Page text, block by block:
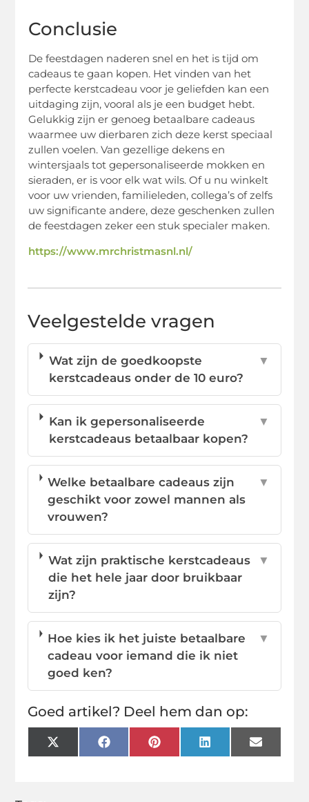
Conclusie
De feestdagen naderen snel en het is tijd om
cadeaus te gaan kopen. Het vinden van het
perfecte kerstcadeau voor je geliefden kan een
uitdaging zijn, vooral als je een budget hebt.
Gelukkig zijn er genoeg betaalbare cadeaus
waarmee uw dierbaren zich deze kerst speciaal
zullen voelen. Van gezellige dekens en
wintersjaals tot gepersonaliseerde mokken en
sieraden, er is voor elk wat wils. Of u nu winkelt
voor uw vrienden, familieleden, collega’s of zelfs
uw significante andere, deze geschenken zullen
de feestdagen zeker een stuk specialer maken.
https://www.mrchristmasnl.nl/
Veelgestelde vragen
Wat zijn de goedkoopste
kerstcadeaus onder de 10 euro?
▼
Kan ik gepersonaliseerde
kerstcadeaus betaalbaar kopen?
▼
Welke betaalbare cadeaus zijn
geschikt voor zowel mannen als
vrouwen?
▼
Wat zijn praktische kerstcadeaus
die het hele jaar door bruikbaar
zijn?
▼
Hoe kies ik het juiste betaalbare
cadeau voor iemand die ik niet
goed ken?
▼
Goed artikel? Deel hem dan op:
X
(Twitter)
FacebookPinterestLinkedInEmail